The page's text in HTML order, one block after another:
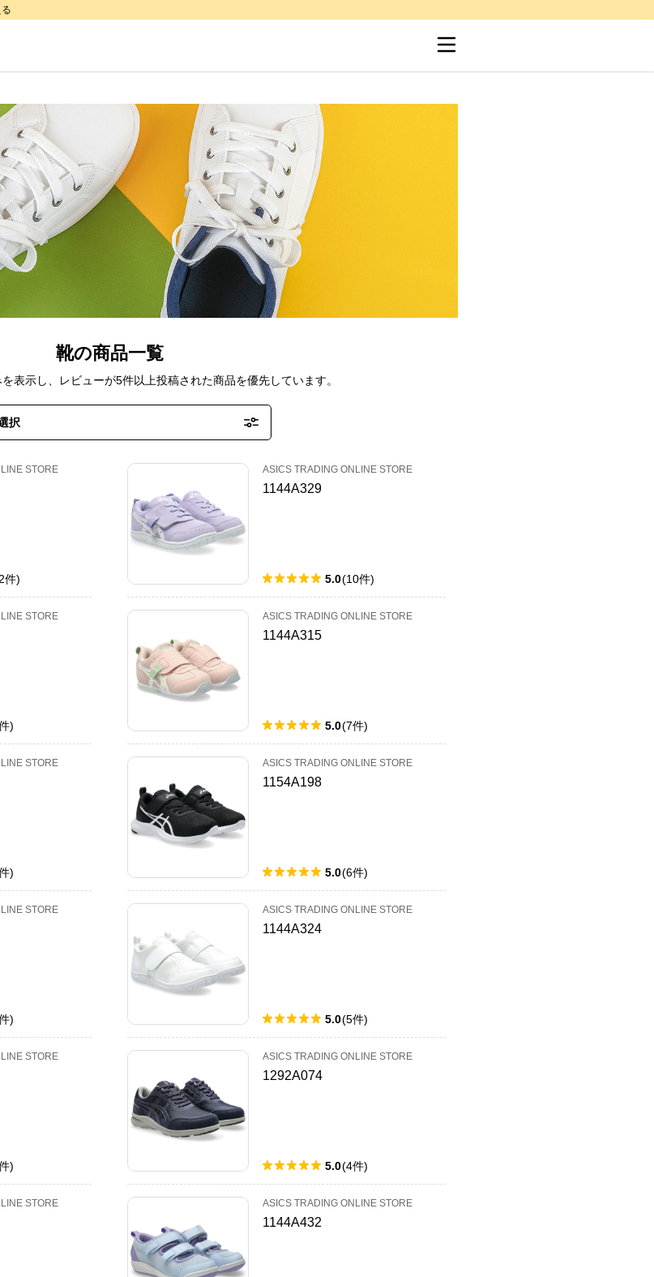
靴の商品一覧
表示し、レビューが5件以上投稿された商品を優先しています。
択
STORE
件)
ASICS TRADING ONLINE STORE
1144A329
5.0(10件)
STORE
)
ASICS TRADING ONLINE STORE
1144A315
5.0(7件)
STORE
)
ASICS TRADING ONLINE STORE
1154A198
5.0(6件)
STORE
)
ASICS TRADING ONLINE STORE
1144A324
5.0(5件)
STORE
)
ASICS TRADING ONLINE STORE
1292A074
5.0(4件)
STORE ASICS TRADING ONLINE STORE
1144A432